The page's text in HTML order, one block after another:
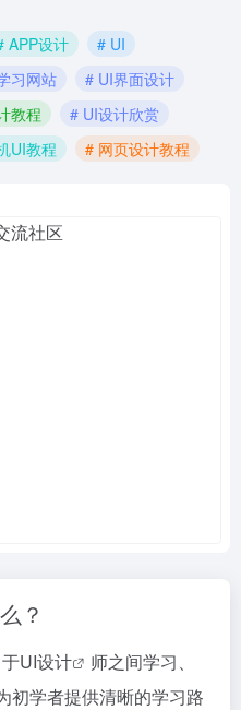
APP设计
# UI
习网站
# UI界面设计
教程
# UI设计欣赏
UI教程 # 网页设计教程
？
UI设计
师之间学习、
初学者提供清晰的学习路